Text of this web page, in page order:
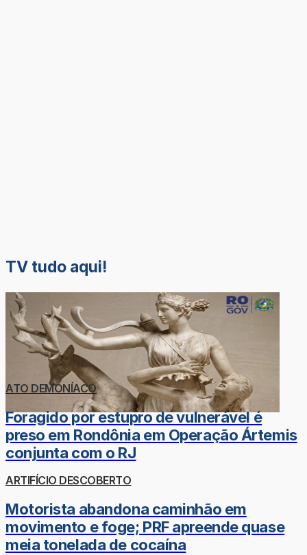
TV tudo aqui!
ATO DEMONÍACO
Foragido por estupro de vulnerável é
preso em Rondônia em Operação Ártemis
conjunta com o RJ
ARTIFÍCIO DESCOBERTO
Motorista abandona caminhão em
movimento e foge; PRF apreende quase
meia tonelada de cocaína